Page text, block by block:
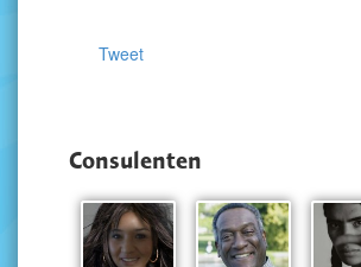
Tweet
Consulenten